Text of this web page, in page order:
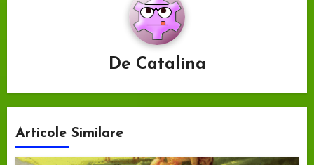
De Catalina
Articole Similare